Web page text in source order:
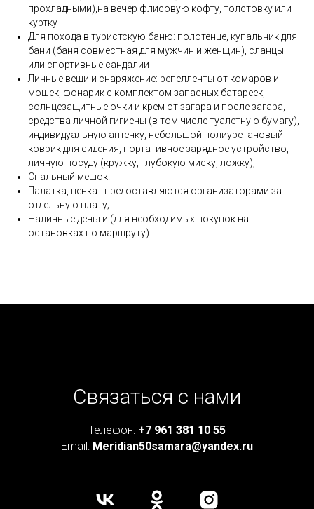
прохладными),на вечер флисовую кофту, толстовку или
куртку
Для похода в туристскую баню: полотенце, купальник для
бани (баня совместная для мужчин и женщин), сланцы
или спортивные сандалии
Личные вещи и снаряжение: репелленты от комаров и
мошек, фонарик с комплектом запасных батареек,
солнцезащитные очки и крем от загара и после загара,
средства личной гигиены (в том числе туалетную бумагу),
индивидуальную аптечку, небольшой полиуретановый
коврик для сидения, портативное зарядное устройство,
личную посуду (кружку, глубокую миску, ложку);
Спальный мешок.
Палатка, пенка - предоставляются организаторами за
отдельную плату;
Наличные деньги (для необходимых покупок на
остановках по маршруту)
Связаться с нами
Телефон: +7 961 381 10 55
Email: Meridian50samara@yandex.ru